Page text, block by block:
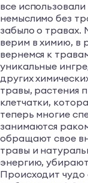
все
немыслимо без
забыло о травах.
верим в химию, в
вернемся к
уникальные
других
травы, растения
клетчатки,
теперь многие
занимаются
обращают свое
травы и
энергию,
Происходит чудо